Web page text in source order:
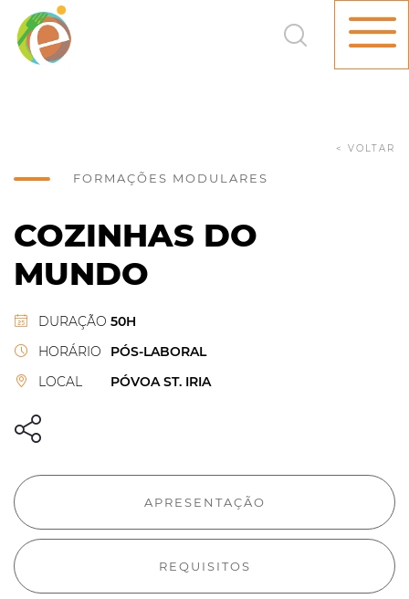
FORMAÇÕES MODULARES
< VOLTAR
COZINHAS DO
MUNDO
DURAÇÃO 50H
HORÁRIO
PÓS-LABORAL
LOCAL
PÓVOA ST. IRIA
APRESENTAÇÃO
REQUISITOS